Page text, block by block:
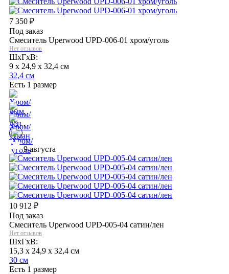
7 350 ₽
Под заказ
Смеситель Uperwood UPD-006-01 хром/уголь
Нет отзывов
ШхГхВ:
9 x 24,9 x 32,4 см
32,4 см
Есть 1 размер
9 августа
10 912 ₽
Под заказ
Смеситель Uperwood UPD-005-04 сатин/лен
Нет отзывов
ШхГхВ:
15,3 x 24,9 x 32,4 см
30 см
Есть 1 размер